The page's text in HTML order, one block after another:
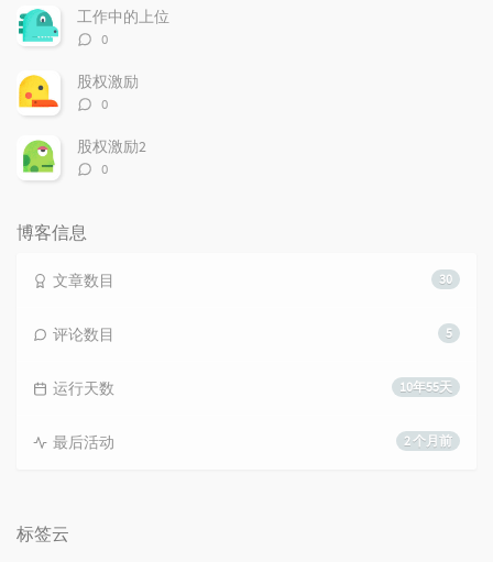
数：
工作中的上位
评
数：
0
股权激励
评
数：
0
股权激励2
评
0
博客信息
30
文章数目
5
评论数目
10年55天
运行天数
2 个月前
最后活动
标签云